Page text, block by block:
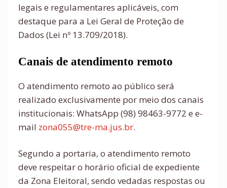
legais e regulamentares aplicáveis, com
destaque para a Lei Geral de Proteção de
Dados (Lei nº 13.709/2018).
Canais de atendimento remoto
O atendimento remoto ao público será
realizado exclusivamente por meio dos canais
institucionais: WhatsApp (98) 98463-9772 e e-
mail zona055@tre-ma.jus.br.
Segundo a portaria, o atendimento remoto
deve respeitar o horário oficial de expediente
da Zona Eleitoral, sendo vedadas respostas ou